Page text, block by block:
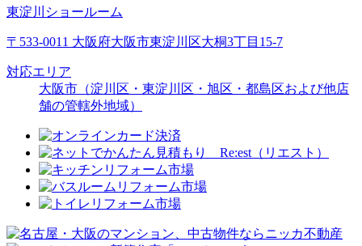
東淀川ショールーム
〒533-0011 大阪府大阪市東淀川区大桐3丁目15-7
対応エリア
大阪市（淀川区・東淀川区・旭区・都島区および他店
舗の管轄外地域）